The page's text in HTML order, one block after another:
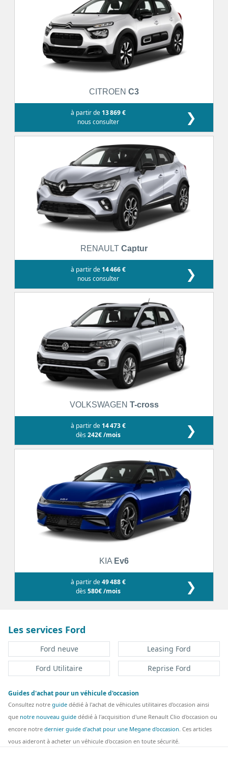
CITROEN C3
à partir de 13 869 €
nous consulter
❯
RENAULT Captur
à partir de 14 466 €
nous consulter
❯
VOLKSWAGEN T-cross
à partir de 14 473 €
dès242€ /mois ❯
KIA Ev6
à partir de49 488 €
dès580€ /mois ❯
Les services Ford
Ford neuve
Leasing Ford
Ford Utilitaire
Reprise Ford
Guides d'achat pour un véhicule d'occasion
Consultez notre guide dédié à l'achat de véhicules utilitaires d'occasion ainsi
que notre nouveau guide dédié à l'acquisition d'une Renault Clio d'occasion ou
encore notre dernier guide d'achat pour une Megane d'occasion. Ces articles
vous aideront à acheter un véhicule d'occasion en toute sécurité.